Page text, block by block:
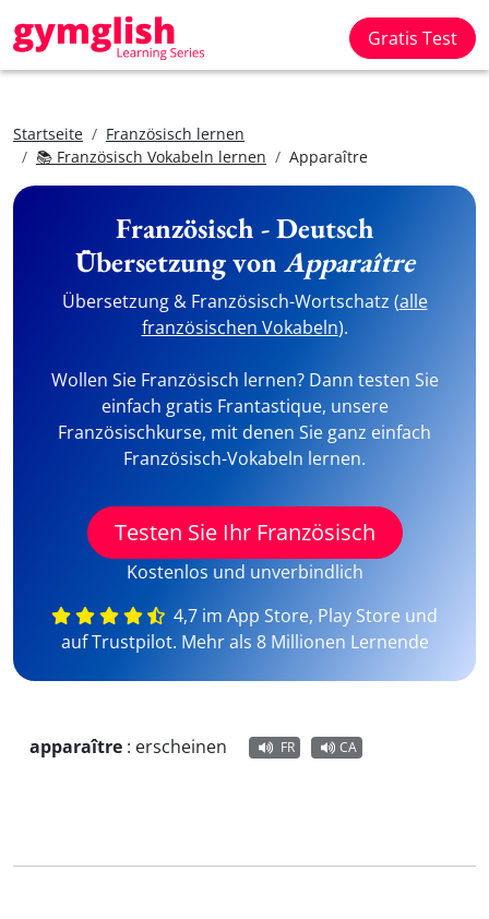
Gratis Test
Startseite
Französisch lernen
📚 Französisch Vokabeln lernen
Apparaître
Französisch - Deutsch
Übersetzung vonApparaître
Übersetzung & Französisch-Wortschatz (alle
französischen Vokabeln).
Wollen Sie Französisch lernen? Dann testen Sie
einfach gratis Frantastique, unsere
Französischkurse, mit denen Sie ganz einfach
Französisch-Vokabeln lernen.
Testen Sie Ihr Französisch
Kostenlos und unverbindlich
4,7 im App Store, Play Store und
auf Trustpilot. Mehr als 8 Millionen Lernende
apparaître : erscheinen FR CA